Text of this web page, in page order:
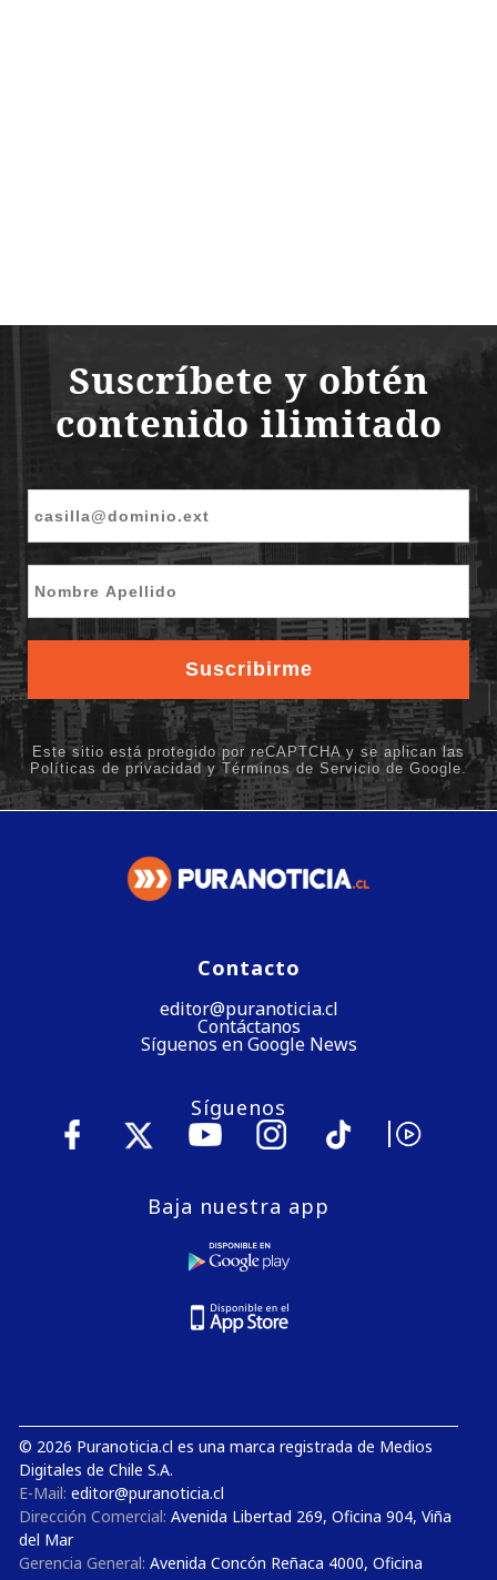
Contacto
editor@puranoticia.cl
Contáctanos
Síguenos en Google News
Síguenos
Baja nuestra app
© 2026 Puranoticia.cl es una marca registrada de Medios
Digitales de Chile S.A.
E-Mail: editor@puranoticia.cl
Dirección Comercial: Avenida Libertad 269, Oficina 904, Viña
del Mar
Gerencia General: Avenida Concón Reñaca 4000, Oficina